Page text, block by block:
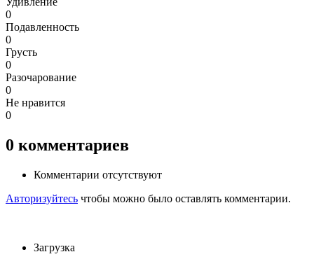
0
Подавленность
0
Грусть
0
Разочарование
0
Не нравится
0
0 комментариев
Комментарии отсутствуют
Авторизуйтесь чтобы можно было оставлять комментарии.
Загрузка